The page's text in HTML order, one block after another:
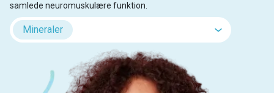
samlede neuromuskulære funktion.
Mineraler